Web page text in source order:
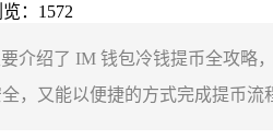
览：1572
介绍了 IM 钱包冷钱提币全攻
，又能以便捷的方式完成提币